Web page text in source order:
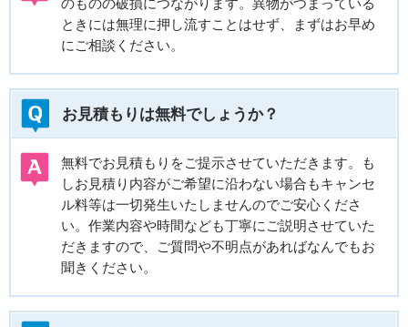
のものの破損につながります。異物がつまっている
ときには無理に押し流すことはせず、まずはお早め
にご相談ください。
お見積もりは無料でしょうか？
無料でお見積もりをご提示させていただきます。も
しお見積り内容がご希望に沿わない場合もキャンセ
ル料等は一切発生いたしませんのでご安心くださ
い。作業内容や時間なども丁寧にご説明させていた
だきますので、ご質問や不明点があればなんでもお
聞きください。